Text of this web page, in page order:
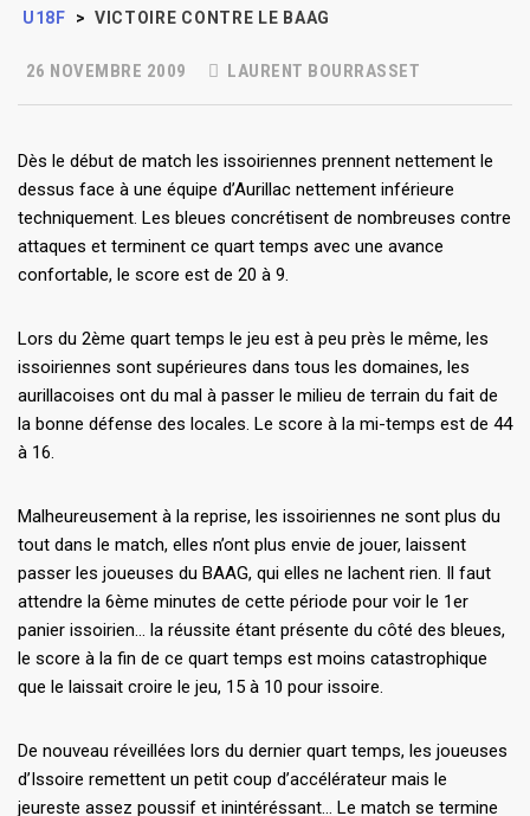
U18F
> VICTOIRE CONTRE LE BAAG
26 NOVEMBRE 2009 LAURENT BOURRASSET
Dès le début de match les issoiriennes prennent nettement le
dessus face à une équipe d’Aurillac nettement inférieure
techniquement. Les bleues concrétisent de nombreuses contre
attaques et terminent ce quart temps avec une avance
confortable, le score est de 20 à 9.
Lors du 2ème quart temps le jeu est à peu près le même, les
issoiriennes sont supérieures dans tous les domaines, les
aurillacoises ont du mal à passer le milieu de terrain du fait de
la bonne défense des locales. Le score à la mi-temps est de 44
à 16.
Malheureusement à la reprise, les issoiriennes ne sont plus du
tout dans le match, elles n’ont plus envie de jouer, laissent
passer les joueuses du BAAG, qui elles ne lachent rien. Il faut
attendre la 6ème minutes de cette période pour voir le 1er
panier issoirien… la réussite étant présente du côté des bleues,
le score à la fin de ce quart temps est moins catastrophique
que le laissait croire le jeu, 15 à 10 pour issoire.
De nouveau réveillées lors du dernier quart temps, les joueuses
d’Issoire remettent un petit coup d’accélérateur mais le
jeureste assez poussif et inintéréssant… Le match se termine